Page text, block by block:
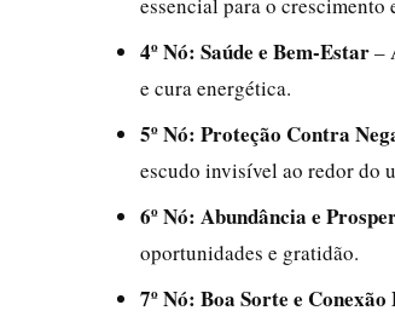
4º Nó: Saúde e Bem-Estar–
e cura energética.
5º Nó: Proteção Contra
escudo invisível ao redor do
6º Nó: Abundância e
oportunidades e gratidão.
7º Nó: Boa Sorte e